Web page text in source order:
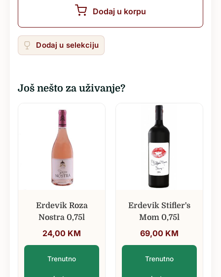
Dodaj u korpu
Dodaj u selekciju
Još nešto za uživanje?
Erdevik Roza
Nostra 0,75l
24,00 KM
Trenutno
Erdevik Stifler's
Mom 0,75l
69,00 KM
Trenutno